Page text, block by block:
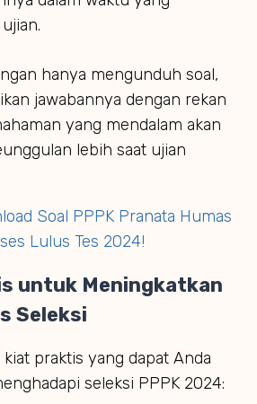
hanya mengunduh soal,
jawabannya dengan rekan
yang mendalam akan
lebih saat ujian
Soal PPPK Pranata Humas
Lulus Tes 2024!
untuk Meningkatkan
Seleksi
praktis yang dapat Anda
seleksi PPPK 2024: